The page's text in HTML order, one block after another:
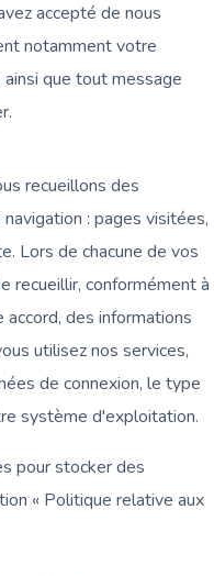
accepté de nous
notamment votre
que tout message
recueillons des
: pages visitées,
Lors de chacune de vos
recueillir, conformément à
des informations
utilisez nos services,
de connexion, le type
système d'exploitation.
pour stocker des
« Politique relative aux